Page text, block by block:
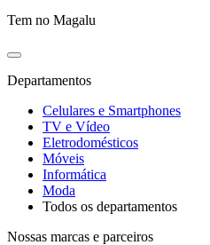
Tem no Magalu
Departamentos
Celulares e Smartphones
TV e Vídeo
Eletrodomésticos
Móveis
Informática
Moda
Todos os departamentos
Nossas marcas e parceiros